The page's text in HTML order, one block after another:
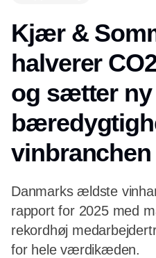
Kjær &
halverer
og sætter
vinbranchen
Danmarks ældste
rapport for 2025 med
rekordhøj
for hele værdikæden.